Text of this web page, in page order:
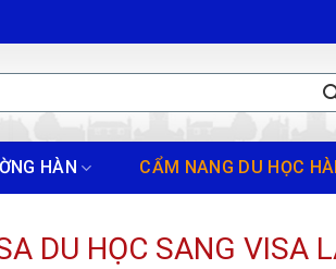
HÀN CẨM NANG DU HỌC
DU HỌC SANG VISA